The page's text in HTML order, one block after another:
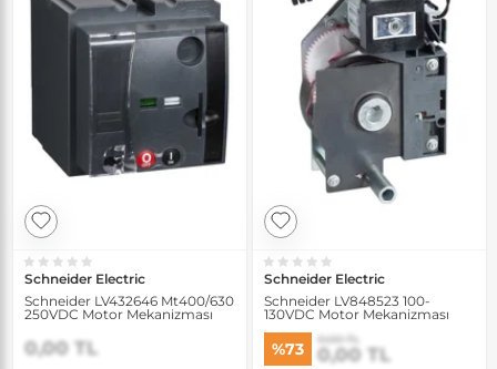
Schneider Electric
Schneider LV432646 Mt400/630
250VDC Motor Mekanizması
0,00 TL
Schneider Electric
Schneider LV848523 100-
130VDC Motor Mekanizması
%73 0,00 TL
0,00 TL